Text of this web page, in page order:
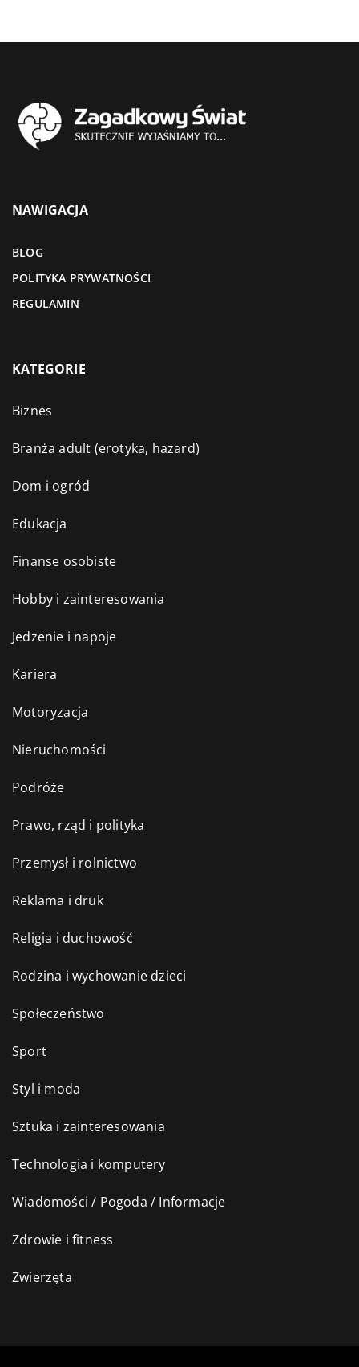
NAWIGACJA
BLOG
POLITYKA PRYWATNOŚCI
REGULAMIN
KATEGORIE
Biznes
Branża adult (erotyka, hazard)
Dom i ogród
Edukacja
Finanse osobiste
Hobby i zainteresowania
Jedzenie i napoje
Kariera
Motoryzacja
Nieruchomości
Podróże
Prawo, rząd i polityka
Przemysł i rolnictwo
Reklama i druk
Religia i duchowość
Rodzina i wychowanie dzieci
Społeczeństwo
Sport
Styl i moda
Sztuka i zainteresowania
Technologia i komputery
Wiadomości / Pogoda / Informacje
Zdrowie i fitness
Zwierzęta